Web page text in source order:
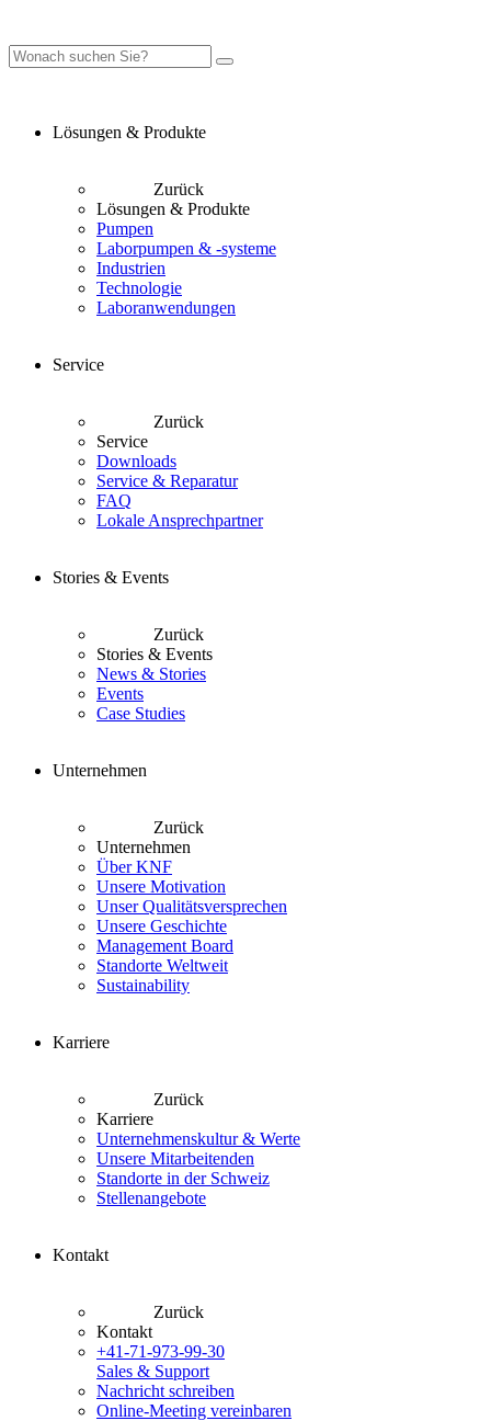
Lösungen & Produkte
Zurück
Lösungen & Produkte
Pumpen
Laborpumpen & -systeme
Industrien
Technologie
Laboranwendungen
Service
Zurück
Service
Downloads
Service & Reparatur
FAQ
Lokale Ansprechpartner
Stories & Events
Zurück
Stories & Events
News & Stories
Events
Case Studies
Unternehmen
Zurück
Unternehmen
Über KNF
Unsere Motivation
Unser Qualitätsversprechen
Unsere Geschichte
Management Board
Standorte Weltweit
Sustainability
Karriere
Zurück
Karriere
Unternehmenskultur & Werte
Unsere Mitarbeitenden
Standorte in der Schweiz
Stellenangebote
Kontakt
Zurück
Kontakt
+41-71-973-99-30
Sales & Support
Nachricht schreiben
Online-Meeting vereinbaren